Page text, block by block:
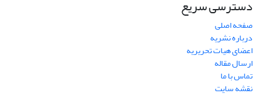
دسترسی سریع
صفحه اصلی
درباره نشریه
اعضای هیات تحریریه
ارسال مقاله
تماس با ما
نقشه سایت